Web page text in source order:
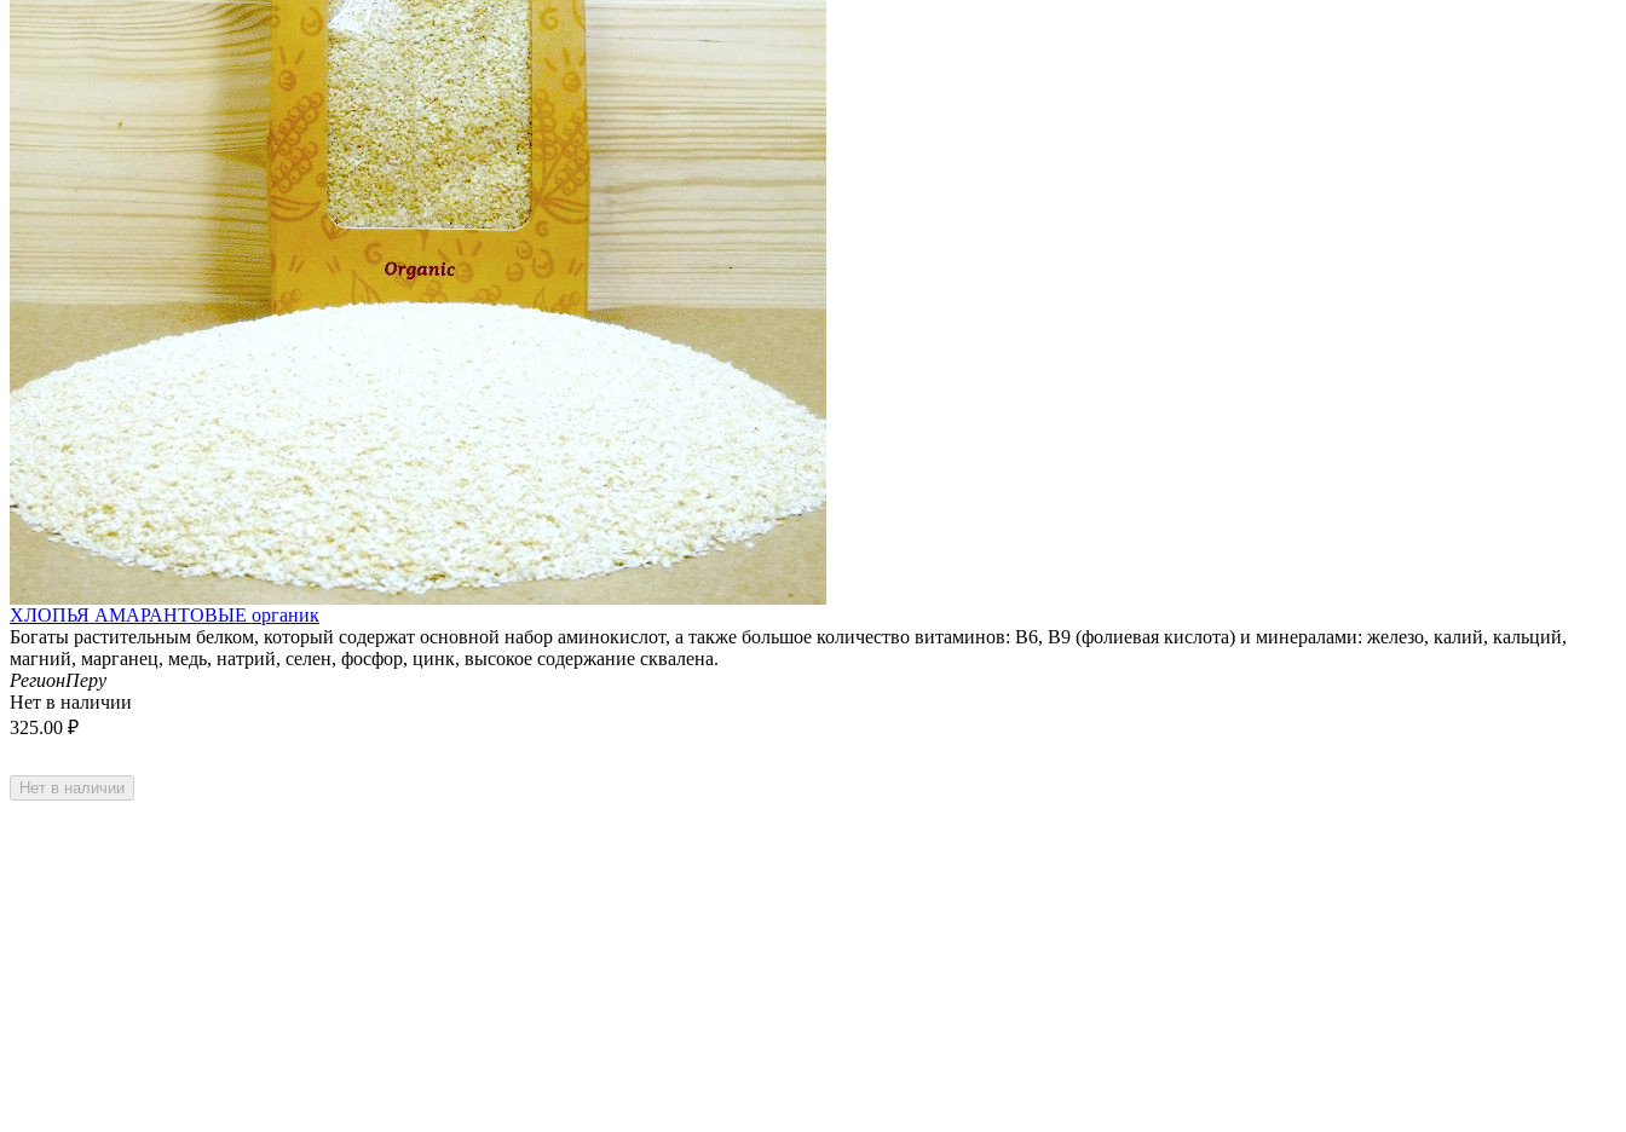
ХЛОПЬЯ АМАРАНТОВЫЕ органик
Богаты растительным белком, который содержат основной набор аминокислот, а также большое количество витаминов: B6, B9 (фолиевая кислота) и минералами: железо, калий, кальций,
магний, марганец, медь, натрий, селен, фосфор, цинк, высокое содержание сквалена.
РегионПеру
Нет в наличии
325.00 ₽
Нет в наличии